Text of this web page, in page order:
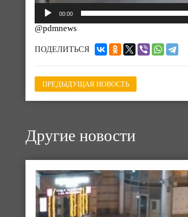
00:00
@pdmnews
ПОДЕЛИТЬСЯ
ПРЕДЫДУЩАЯ НОВОСТЬ
Другие новости